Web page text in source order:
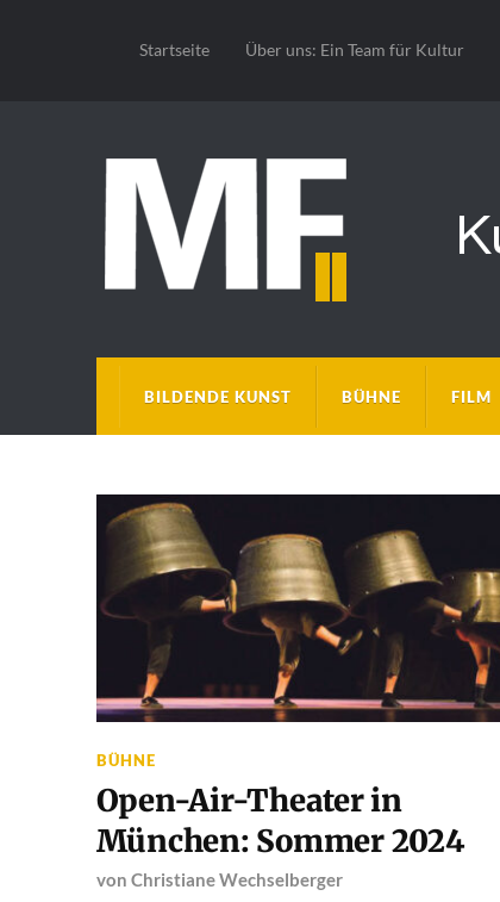
Startseite Über uns: Ein Team für Kultur
BILDENDE KUNST BÜHNE FILM
BÜHNE
Open-Air-Theater in
München: Sommer 2024
von Christiane Wechselberger